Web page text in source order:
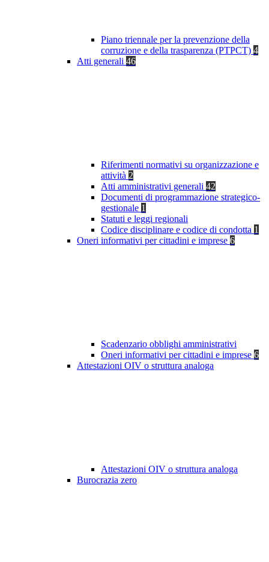
Piano triennale per la prevenzione della
corruzione e della trasparenza (PTPCT) 4
Atti generali 46
Riferimenti normativi su organizzazione e
attività 2
Atti amministrativi generali 42
Documenti di programmazione strategico-
gestionale 1
Statuti e leggi regionali
Codice disciplinare e codice di condotta 1
Oneri informativi per cittadini e imprese 6
Scadenzario obblighi amministrativi
Oneri informativi per cittadini e imprese 6
Attestazioni OIV o struttura analoga
Attestazioni OIV o struttura analoga
Burocrazia zero